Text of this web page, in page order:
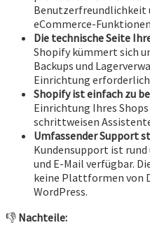
Benutzerfreundlichkeit
eCommerce-
Die technische Seite
Shopify kümmert sich
Backups und
Einrichtung
Shopify ist einfach zu
Einrichtung Ihres
schrittweisen
Umfassender Support
Kundensupport ist rund
und E-Mail verfügbar.
keine Plattformen von
WordPress.
👎 Nachteile: